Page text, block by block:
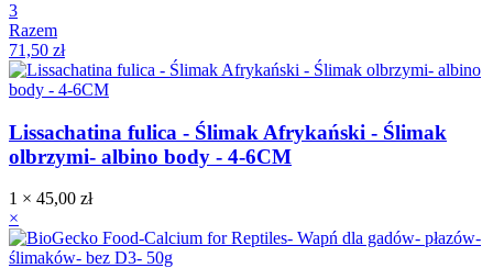
3
Razem
71,50 zł
Lissachatina fulica - Ślimak Afrykański - Ślimak
olbrzymi- albino body - 4-6CM
1 × 45,00 zł
×